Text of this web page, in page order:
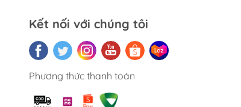
Kết nối với chúng tôi
Phương thức thanh toán